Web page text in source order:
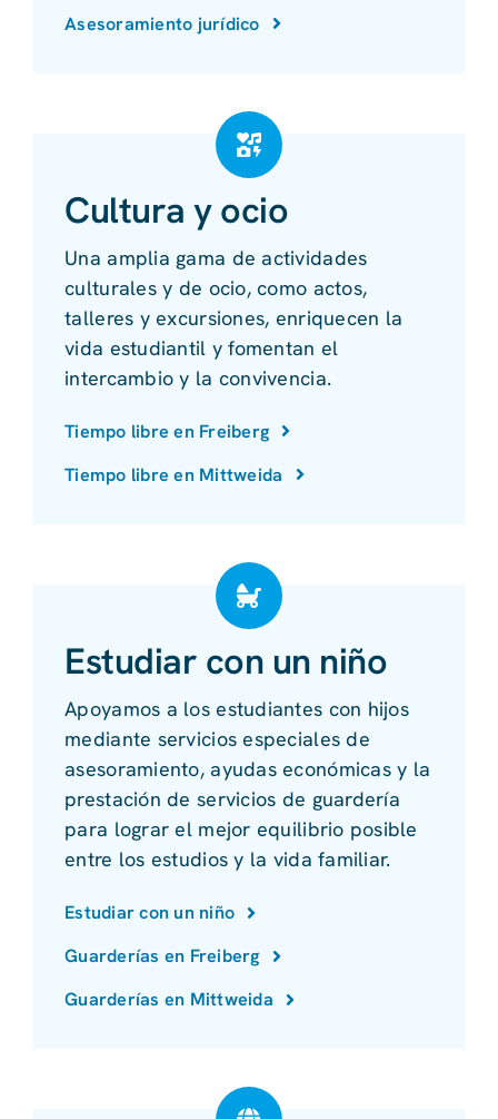
Asesoramiento jurídico
Cultura y ocio
Una amplia gama de actividades
culturales y de ocio, como actos,
talleres y excursiones, enriquecen la
vida estudiantil y fomentan el
intercambio y la convivencia.
Tiempo libre en Freiberg
Tiempo libre en Mittweida
Estudiar con un niño
Apoyamos a los estudiantes con hijos
mediante servicios especiales de
asesoramiento, ayudas económicas y la
prestación de servicios de guardería
para lograr el mejor equilibrio posible
entre los estudios y la vida familiar.
Estudiar con un niño
Guarderías en Freiberg
Guarderías en Mittweida